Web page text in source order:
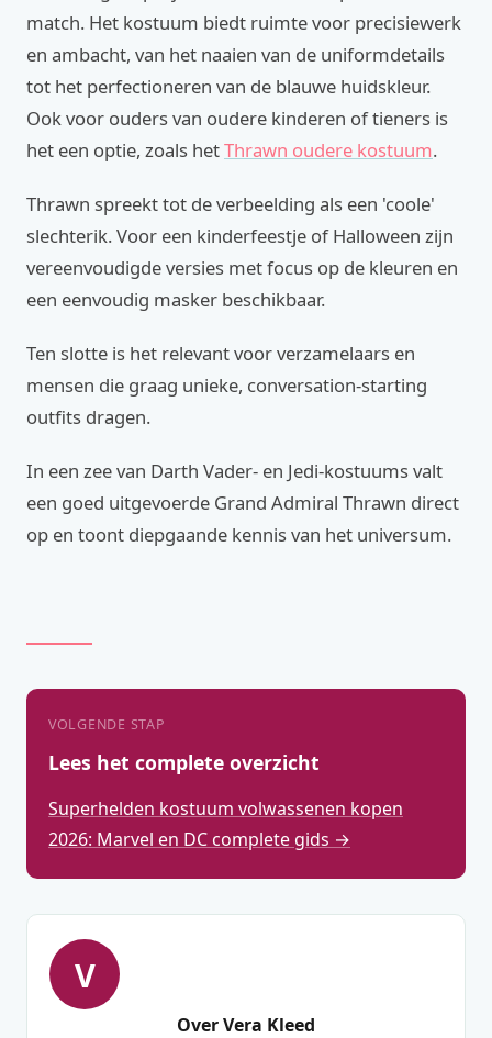
match. Het kostuum biedt ruimte voor precisiewerk
en ambacht, van het naaien van de uniformdetails
tot het perfectioneren van de blauwe huidskleur.
Ook voor ouders van oudere kinderen of tieners is
het een optie, zoals hetThrawn oudere kostuum.
Thrawn spreekt tot de verbeelding als een 'coole'
slechterik. Voor een kinderfeestje of Halloween zijn
vereenvoudigde versies met focus op de kleuren en
een eenvoudig masker beschikbaar.
Ten slotte is het relevant voor verzamelaars en
mensen die graag unieke, conversation-starting
outfits dragen.
In een zee van Darth Vader- en Jedi-kostuums valt
een goed uitgevoerde Grand Admiral Thrawn direct
op en toont diepgaande kennis van het universum.
VOLGENDE STAP
Lees het complete overzicht
Superhelden kostuum volwassenen kopen
2026: Marvel en DC complete gids →
V
Over Vera Kleed